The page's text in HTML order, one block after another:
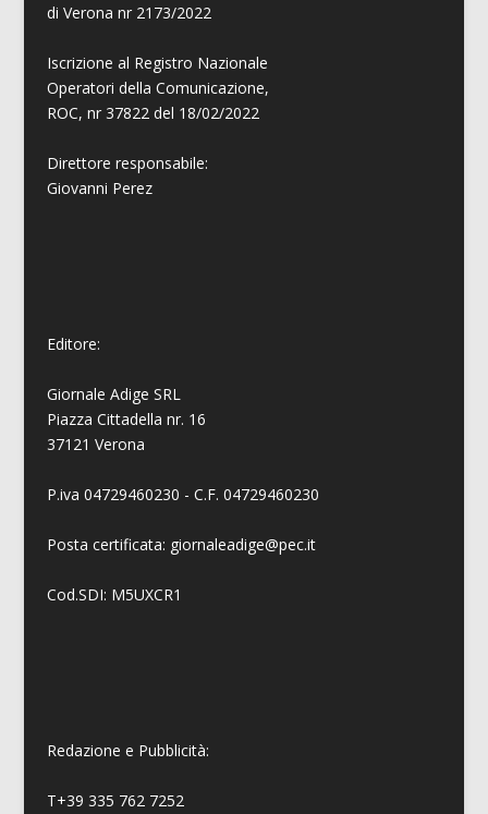
di Verona nr 2173/2022
Iscrizione al Registro Nazionale
Operatori della Comunicazione,
ROC, nr 37822 del 18/02/2022
Direttore responsabile:
Giovanni Perez
Editore:
Giornale Adige SRL
Piazza Cittadella nr. 16
37121 Verona
P.iva 04729460230 - C.F. 04729460230
Posta certificata: giornaleadige@pec.it
Cod.SDI: M5UXCR1
Redazione e Pubblicità:
T+39 335 762 7252